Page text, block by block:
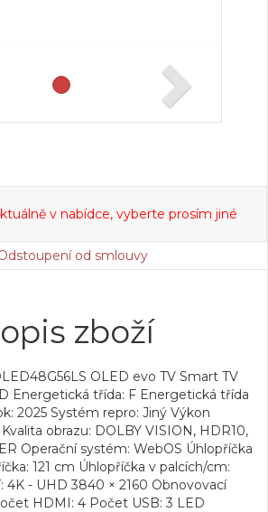
v nabídce, vyberte prosím jiné
od smlouvy
zboží
OLED evo TV Smart TV
Energetická třída: F Energetická třída
2025 Systém repro: Jiný Výkon
obrazu: DOLBY VISION, HDR10,
Operační systém: WebOS Úhlopříčka
121 cm Úhlopříčka v palcích/cm:
4K - UHD 3840 × 2160 Obnovovací
HDMI: 4 Počet USB: 3 LED